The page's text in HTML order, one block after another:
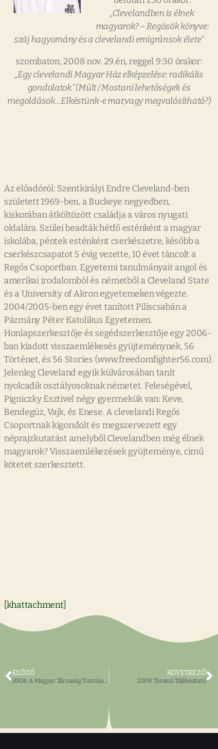
„Clevelandben is élnek
magyarok? – Regösök könyve:
száj hagyomány és a clevelandi emigránsok élete”
szombaton, 2008 nov. 29.én, reggel 9:30 órakor:
„Egy clevelandi Magyar Ház elképzelése: radikális
gondolatok” (Múlt / Mostani lehetőségek és
megoldások…Elkéstünk-e mar,vagy megvalósítható?)
Az előadóról: Szentkirályi Endre Cleveland-ben
született 1969-ben, a Buckeye negyedben,
kiskorában átköltözött családja a város nyugati
oldalára. Szülei beadták hétfő esténként a magyar
iskolába, péntek esténként cserkészetre, később a
cserkészcsapatot 5 évig vezette, 10 évet táncolt a
Regős Csoportban. Egyetemi tanulmányait angol és
amerikai irodalomból és németből a Cleveland State
és a University of Akron egyetemeken végezte.
2004/2005-ben egy évet tanított Piliscsabán a
Pázmány Péter Katolikus Egyetemen.
Honlapszerkesztője és segédszerkesztője egy 2006-
ban kiadott visszaemlékesés gyüjteménynek, 56
Történet, és 56 Stories (www.freedomfighter56.com).
Jelenleg Cleveland egyik külvárosában tanít
nyolcadik osztályosoknak németet. Feleségével,
Pigniczky Esztivel négy gyermekük van: Keve,
Bendegúz, Vajk, és Enese. A clevelandi Regős
Csoportnak kigondolt és megszervezett egy
néprajzkutatást amelyből Clevelandben még élnek
magyarok? Visszaemlékezések gyüjteménye, cimű
kötetet szerkesztett.
[khattachment]
ELŐZŐ
2008. A Magyar Társaság Tisztikara és Tervező Bizottsága
KÖVETKEZŐ
2009. Tavaszi Tájékoztató